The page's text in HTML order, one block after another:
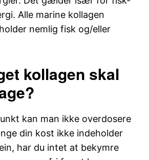
Alle marine kollagen
nemlig fisk og/eller
kollagen skal
kan man ikke overdosere
din kost ikke indeholder
har du intet at bekymre